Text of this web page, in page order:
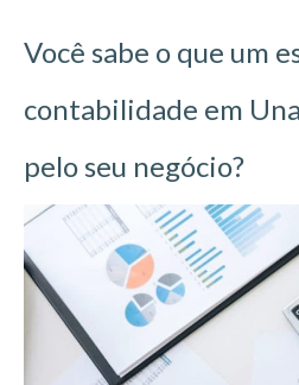
Você sabe o que um
contabilidade em
pelo seu negócio?